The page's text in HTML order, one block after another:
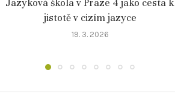
Jazyková škola v Praze 4 jako cesta k
jistotě v cizím jazyce
19. 3. 2026